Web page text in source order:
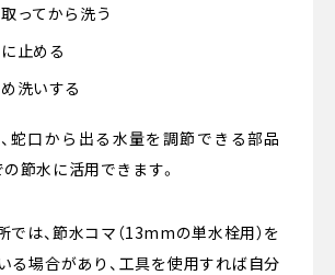
ってから洗う
止める
洗いする
蛇口から出る水量を調節できる部品
節水に活用できます。
では、節水コマ（13mmの単水栓用）を
る場合があり、工具を使用すれば自分